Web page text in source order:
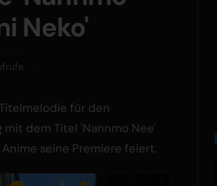
Neko'
für den
dem Titel 'Nannmo Nee'
seine Premiere feiert.